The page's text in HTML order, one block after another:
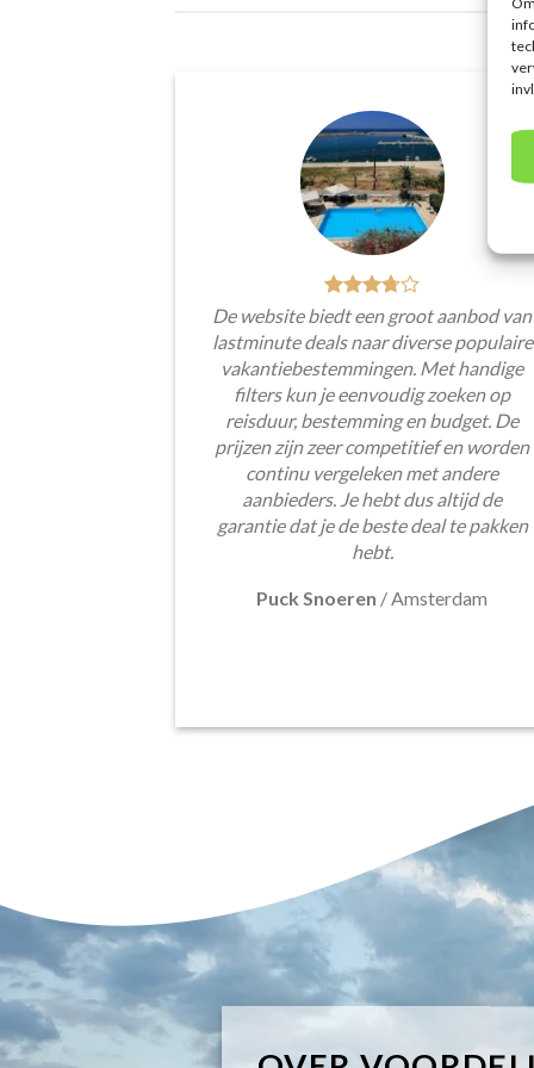
De website biedt een groot aanbod van
lastminute deals naar diverse populaire
vakantiebestemmingen. Met handige
filters kun je eenvoudig zoeken op
reisduur, bestemming en budget. De
prijzen zijn zeer competitief en worden
continu vergeleken met andere
aanbieders. Je hebt dus altijd de
garantie dat je de beste deal te pakken
hebt.
Puck Snoeren /Amsterdam